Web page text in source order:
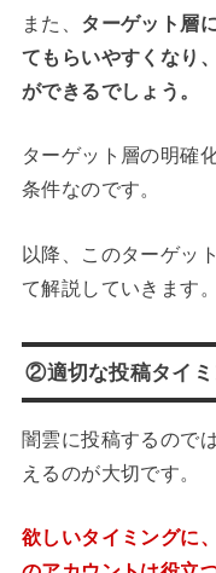
また、 ターゲット層
てもらいやすくなり
ができるでしょう。
ターゲット層の明確
条件なのです。
以降、このターゲッ
て解説していきます。
②適切な投稿タイミ
闇雲に投稿するので
えるのが大切です。
欲しいタイミングに